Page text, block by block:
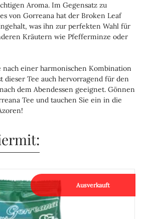
Aroma. Im Gegensatz zu
von Gorreana hat der Broken Leaf
was ihn zur perfekten Wahl für
Kräutern wie Pfefferminze oder
einer harmonischen Kombination
dieser Tee auch hervorragend für den
dem Abendessen geeignet. Gönnen
Tee und tauchen Sie ein in die
Ausverkauft